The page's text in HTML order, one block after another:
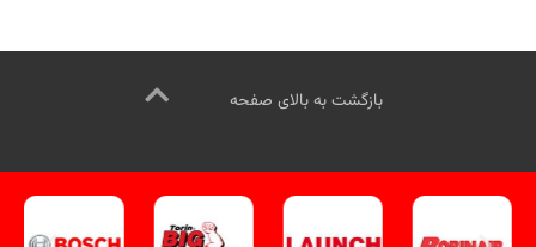
بازگشت به بالای صفحه